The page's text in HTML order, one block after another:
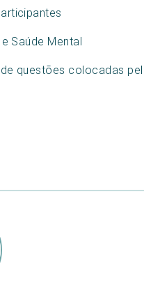
Saúde Mental
questões colocadas